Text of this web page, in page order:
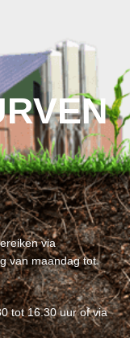
via
van maandag tot
tot 16.30 uur of via